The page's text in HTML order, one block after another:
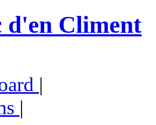
d'en Climent
|
|